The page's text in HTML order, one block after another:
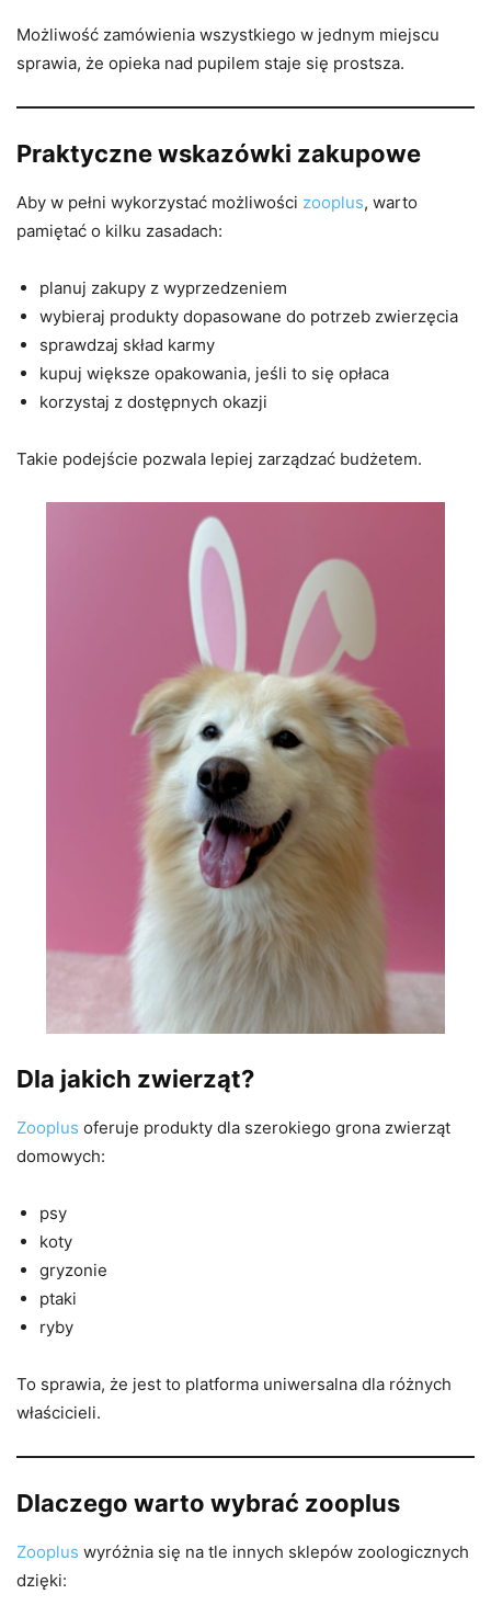
Możliwość zamówienia wszystkiego w jednym miejscu
sprawia, że opieka nad pupilem staje się prostsza.
Praktyczne wskazówki zakupowe
Aby w pełni wykorzystać możliwości zooplus, warto
pamiętać o kilku zasadach:
planuj zakupy z wyprzedzeniem
wybieraj produkty dopasowane do potrzeb zwierzęcia
sprawdzaj skład karmy
kupuj większe opakowania, jeśli to się opłaca
korzystaj z dostępnych okazji
Takie podejście pozwala lepiej zarządzać budżetem.
Dla jakich zwierząt?
Zooplus oferuje produkty dla szerokiego grona zwierząt
domowych:
psy
koty
gryzonie
ptaki
ryby
To sprawia, że jest to platforma uniwersalna dla różnych
właścicieli.
Dlaczego warto wybrać zooplus
Zooplus wyróżnia się na tle innych sklepów zoologicznych
dzięki: